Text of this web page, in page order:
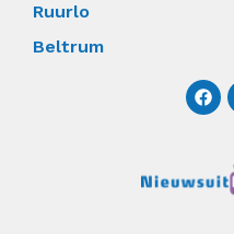
Ruurlo
Beltrum
F
a
c
o
o